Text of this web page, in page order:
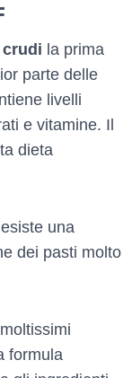
la prima
parte delle
livelli
e vitamine. Il
dieta
una
dei pasti molto
formula